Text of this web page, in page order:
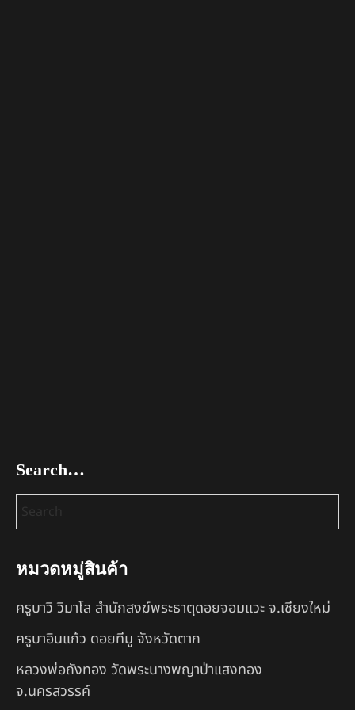
Search…
หมวดหมู่สินค้า
ครูบาวิ วิมาโล สำนักสงฆ์พระธาตุดอยจอมแวะ จ.เชียงใหม่
ครูบาอินแก้ว ดอยทีมู จังหวัดตาก
หลวงพ่อถังทอง วัดพระนางพญาป่าแสงทอง
จ.นครสวรรค์